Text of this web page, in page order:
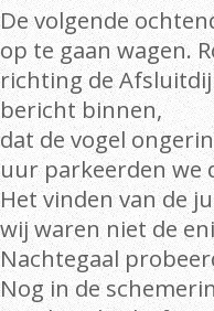
De volgende
op te gaan wagen.
richting de
bericht binnen,
dat de vogel
uur parkeerden we
Het vinden van de
wij waren niet de
Nachtegaal
Nog in de